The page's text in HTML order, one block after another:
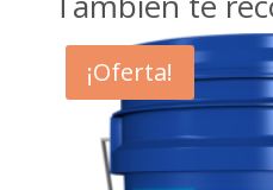
¡Oferta!